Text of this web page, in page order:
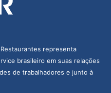
representa
brasileiro em suas relações
de trabalhadores e junto à